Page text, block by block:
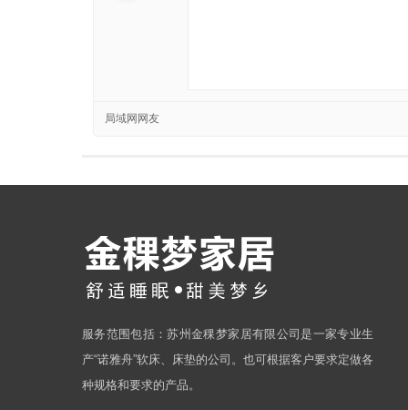
局域网网友
服务范围包括：苏州金稞梦家居有限公司是一家专业生
产“诺雅舟”软床、床垫的公司。也可根据客户要求定做各
种规格和要求的产品。